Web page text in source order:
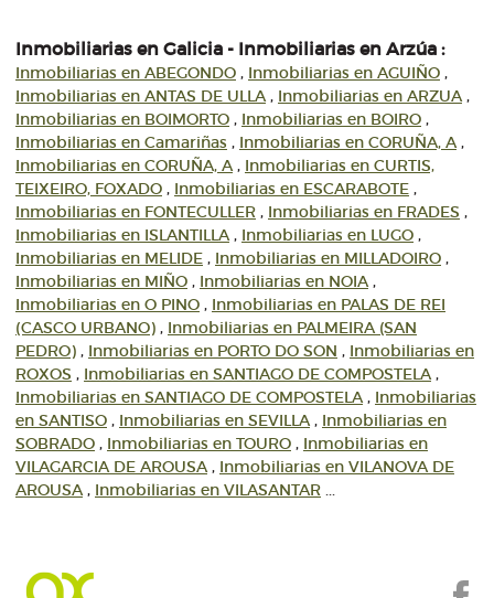
Inmobiliarias en Galicia - Inmobiliarias en Arzúa :
Inmobiliarias en ABEGONDO , Inmobiliarias en AGUIÑO ,
Inmobiliarias en ANTAS DE ULLA, Inmobiliarias en ARZUA,
Inmobiliarias en BOIMORTO , Inmobiliarias en BOIRO ,
Inmobiliarias en Camariñas , Inmobiliarias en CORUÑA, A,
Inmobiliarias en CORUÑA, A, Inmobiliarias en CURTIS,
TEIXEIRO, FOXADO , Inmobiliarias en ESCARABOTE ,
Inmobiliarias en FONTECULLER , Inmobiliarias en FRADES ,
Inmobiliarias en ISLANTILLA, Inmobiliarias en LUGO ,
Inmobiliarias en MELIDE , Inmobiliarias en MILLADOIRO ,
Inmobiliarias en MIÑO , Inmobiliarias en NOIA,
Inmobiliarias en O PINO , Inmobiliarias en PALAS DE REI
(CASCO URBANO) , Inmobiliarias en PALMEIRA (SAN
PEDRO) , Inmobiliarias en PORTO DO SON , Inmobiliarias en
ROXOS , Inmobiliarias en SANTIAGO DE COMPOSTELA,
Inmobiliarias en SANTIAGO DE COMPOSTELA, Inmobiliarias
en SANTISO , Inmobiliarias en SEVILLA, Inmobiliarias en
SOBRADO , Inmobiliarias en TOURO , Inmobiliarias en
VILAGARCIA DE AROUSA, Inmobiliarias en VILANOVA DE
AROUSA, Inmobiliarias en VILASANTAR ...